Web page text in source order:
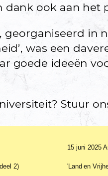
dank ook aan het
georganiseerd in
was een
goede ideeën
Stuur
2)
15 juni 2025
'Land en